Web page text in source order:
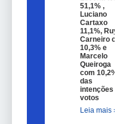
51,1% ,
Luciano
Cartaxo
11,1%, Ruy
Carneiro com
10,3% e
Marcelo
Queiroga
com 10,2%
das
intenções de
votos
Leia mais »